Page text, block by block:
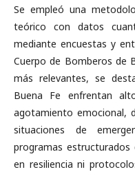
Se empleó una
teórico con datos
mediante encuestas y
Cuerpo de Bomberos de
más relevantes, se
Buena Fe enfrentan
agotamiento emocional,
situaciones de
programas estructurados
en resiliencia ni